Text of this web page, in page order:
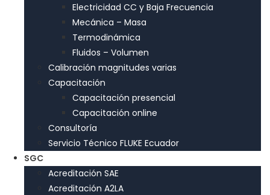
Electricidad CC y Baja Frecuencia
Mecánica – Masa
Termodinámica
Fluidos – Volumen
Calibración magnitudes varias
Capacitación
Capacitación presencial
Capacitación online
Consultoría
Servicio Técnico FLUKE Ecuador
SGC
Acreditación SAE
Acreditación A2LA